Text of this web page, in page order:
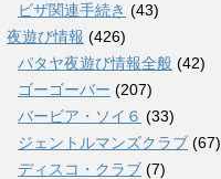
ビザ関連手続き (43)
夜遊び情報 (426)
パタヤ夜遊び情報全般 (42)
ゴーゴーバー (207)
バービア・ソイ６ (33)
ジェントルマンズクラブ (67)
ディスコ・クラブ (7)